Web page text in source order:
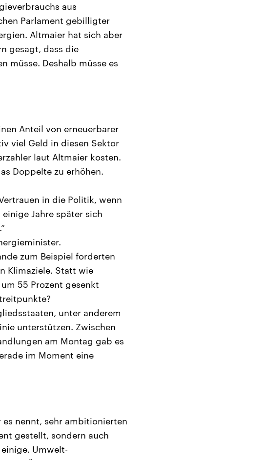
aus
Parlament gebilligter
Altmaier hat sich aber
gesagt, dass die
müsse. Deshalb müsse es
Anteil von erneuerbarer
viel Geld in diesen Sektor
laut Altmaier kosten.
Doppelte zu erhöhen.
in die Politik, wenn
Jahre später sich
zum Beispiel forderten
Klimaziele. Statt wie
55 Prozent gesenkt
unter anderem
unterstützen. Zwischen
am Montag gab es
im Moment eine
nennt, sehr ambitionierten
gestellt, sondern auch
Umwelt-